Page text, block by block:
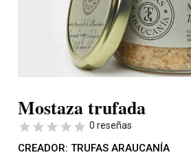
Mostaza trufada
0 reseñas
CREADOR: TRUFAS ARAUCANÍA